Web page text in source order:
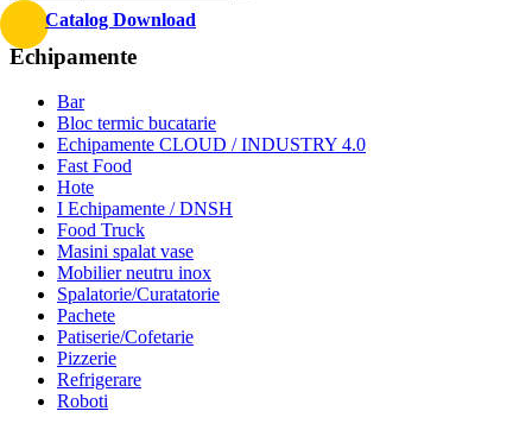
Catalog Download
Echipamente
Bar
Bloc termic bucatarie
Echipamente CLOUD / INDUSTRY 4.0
Fast Food
Hote
I Echipamente / DNSH
Food Truck
Masini spalat vase
Mobilier neutru inox
Spalatorie/Curatatorie
Pachete
Patiserie/Cofetarie
Pizzerie
Refrigerare
Roboti